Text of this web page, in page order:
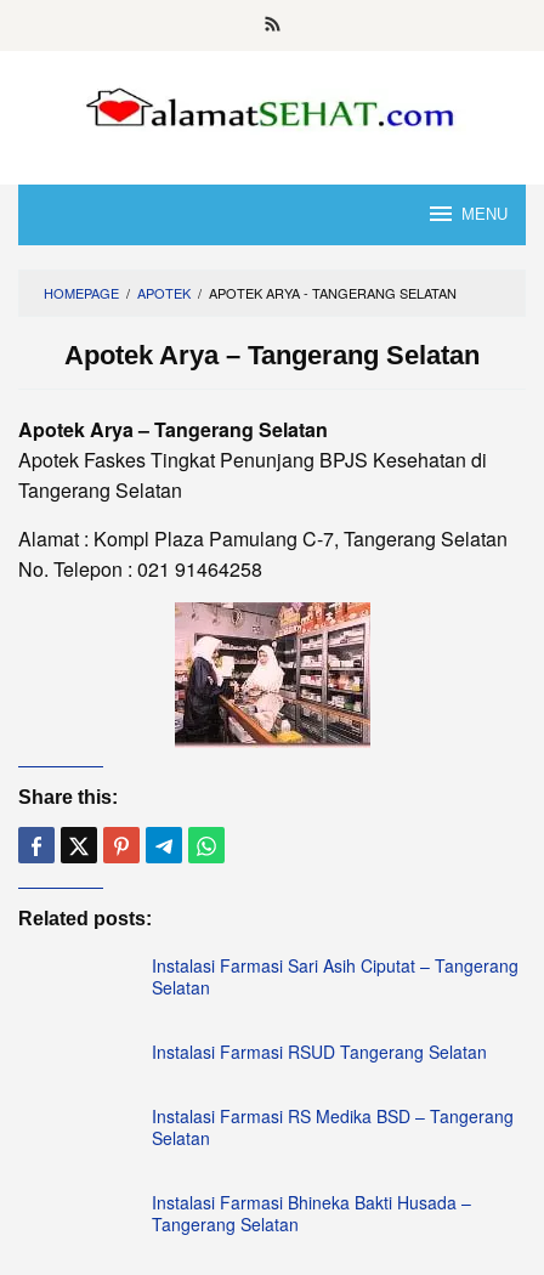
MENU
HOMEPAGE / APOTEK / APOTEK ARYA - TANGERANG SELATAN
Apotek Arya – Tangerang Selatan
Apotek Arya – Tangerang Selatan
Apotek Faskes Tingkat Penunjang BPJS Kesehatan di
Tangerang Selatan
Alamat : Kompl Plaza Pamulang C-7, Tangerang Selatan
No. Telepon : 021 91464258
Share this:
Related posts:
Instalasi Farmasi Sari Asih Ciputat – Tangerang
Selatan
Instalasi Farmasi RSUD Tangerang Selatan
Instalasi Farmasi RS Medika BSD – Tangerang
Selatan
Instalasi Farmasi Bhineka Bakti Husada –
Tangerang Selatan